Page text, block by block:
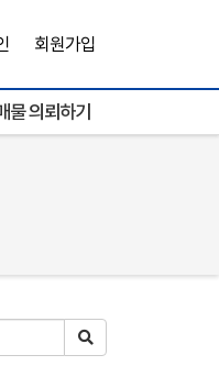
회원가입
물 의뢰하기